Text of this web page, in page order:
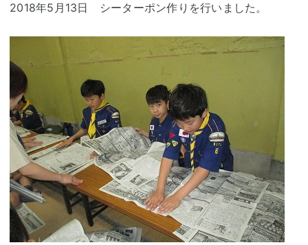
2018年5月13日 シーターポン作りを行いました。